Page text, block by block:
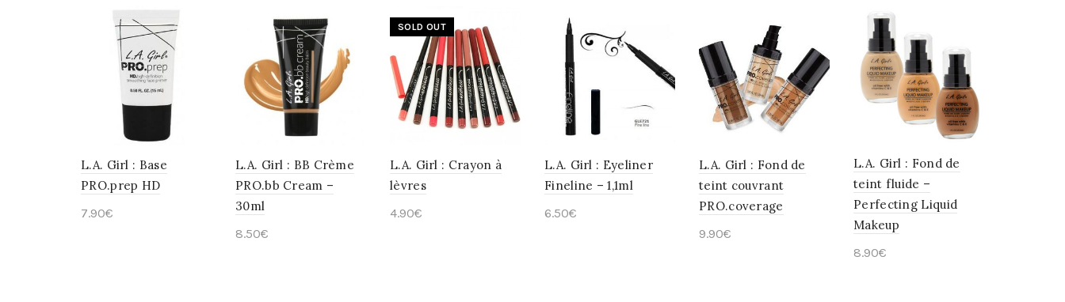
L.A. Girl : Base
PRO.prep HD
7.90€
L.A. Girl : BB Crème
PRO.bb Cream –
30ml
8.50€
SOLD OUT
L.A. Girl : Crayon à
lèvres
4.90€
L.A. Girl : Eyeliner
Fineline – 1,1ml
6.50€
L.A. Girl : Fond de
teint couvrant
PRO.coverage
9.90€
L.A. Girl : Fond de
teint fluide –
Perfecting Liquid
Makeup
8.90€